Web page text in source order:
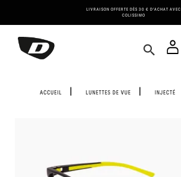
LIVRAISON OFFERTE DÈS 30 € D'ACHAT AVEC
COLISSIMO
ACCUEIL LUNETTES DE VUE INJECTÉ